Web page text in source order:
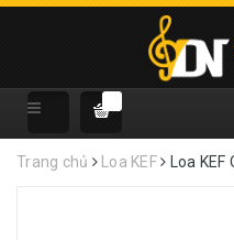
Trang chủ Loa KEF Loa